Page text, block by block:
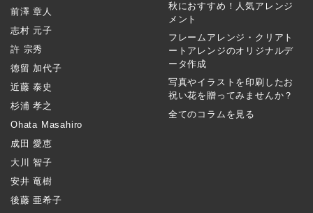
前澤 章人
志村 元子
許 宗秀
徳留 加代子
近藤 泰史
杉浦 孝之
Ohata Masahiro
成田 愛恵
大川 智子
安井 竜樹
後藤 亜希子
秋におすすめ！人気アレンジ
メント
フレームアレンジ・クリアト
ートアレンジのオリジナルデ
ータ作成
写真やイラストを印刷したお
祝い花を贈ってみませんか？
全てのコラムを見る